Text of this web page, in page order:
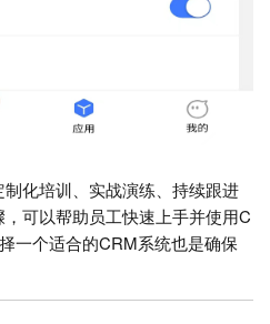
化培训、实战演练、持续跟进
可以帮助员工快速上手并使用C
一个适合的CRM系统也是确保